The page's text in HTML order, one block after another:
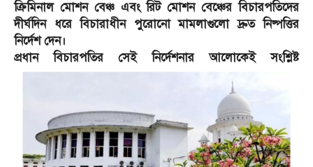
ক্রিমিনাল মোশন বেঞ্চ এবং রিট মোশন বেঞ্চের বিচারপতিদের
দীর্ঘদিন ধরে বিচারাধীন পুরোনো মামলাগুলো দ্রুত নিষ্পত্তির
নির্দেশ দেন।
প্রধান বিচারপতির সেই নির্দেশনার আলোকেই সংশ্লিষ্ট